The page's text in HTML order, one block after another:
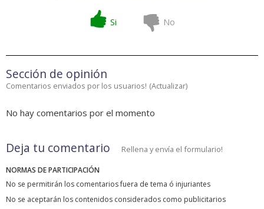
Si No
Sección de opinión
Comentarios enviados por los usuarios! (Actualizar)
No hay comentarios por el momento
Deja tu comentario Rellena y envía el formulario!
NORMAS DE PARTICIPACIÓN
No se permitirán los comentarios fuera de tema ó injuriantes
No se aceptarán los contenidos considerados como publicitarios